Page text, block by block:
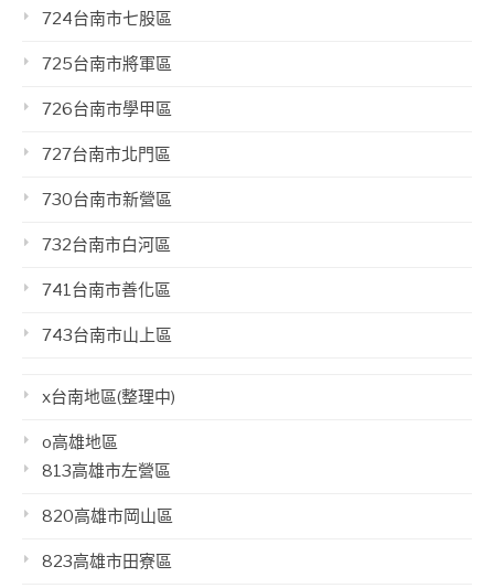
724台南市七股區
725台南市將軍區
726台南市學甲區
727台南市北門區
730台南市新營區
732台南市白河區
741台南市善化區
743台南市山上區
x台南地區(整理中)
o高雄地區
813高雄市左營區
820高雄市岡山區
823高雄市田寮區